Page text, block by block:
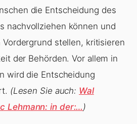
die Entscheidung des
nachvollziehen können und
stellen, kritisieren
der Behörden. Vor allem in
wird die Entscheidung
(Lesen Sie auch: Wal
Lehmann: in der:…)